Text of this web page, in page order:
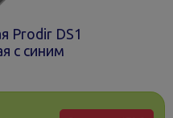
Prodir DS1
с синим